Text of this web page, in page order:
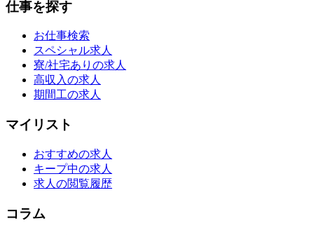
仕事を探す
お仕事検索
スペシャル求人
寮/社宅ありの求人
高収入の求人
期間工の求人
マイリスト
おすすめの求人
キープ中の求人
求人の閲覧履歴
コラム